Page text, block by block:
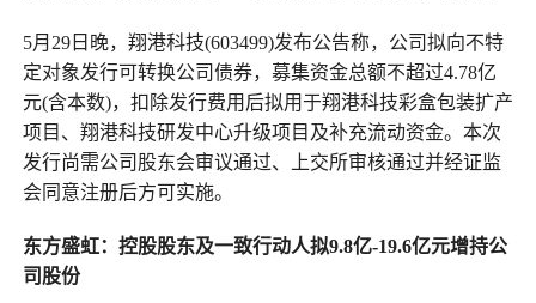
5月29日晚，翔港科技(603499)发布公告称，公司拟向不特
定对象发行可转换公司债券，募集资金总额不超过4.78亿
元(含本数)，扣除发行费用后拟用于翔港科技彩盒包装扩产
项目、翔港科技研发中心升级项目及补充流动资金。本次
发行尚需公司股东会审议通过、上交所审核通过并经证监
会同意注册后方可实施。
东方盛虹：控股股东及一致行动人拟9.8亿-19.6亿元增持公
司股份